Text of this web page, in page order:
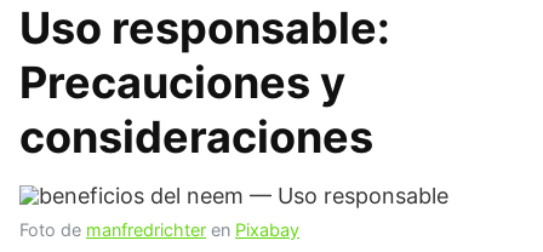
Uso responsable:
Precauciones y
consideraciones
Foto de manfredrichter en Pixabay